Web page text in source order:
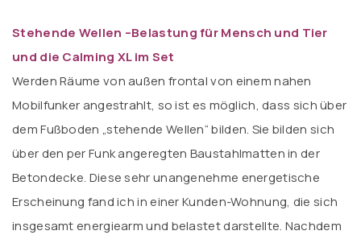
Stehende Wellen –Belastung für Mensch und Tier
und die Calming XL im Set
Werden Räume von außen frontal von einem nahen
Mobilfunker angestrahlt, so ist es möglich, dass sich über
dem Fußboden „stehende Wellen“ bilden. Sie bilden sich
über den per Funk angeregten Baustahlmatten in der
Betondecke. Diese sehr unangenehme energetische
Erscheinung fand ich in einer Kunden-Wohnung, die sich
insgesamt energiearm und belastet darstellte. Nachdem